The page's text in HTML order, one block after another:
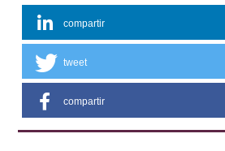
compartir
tweet
compartir